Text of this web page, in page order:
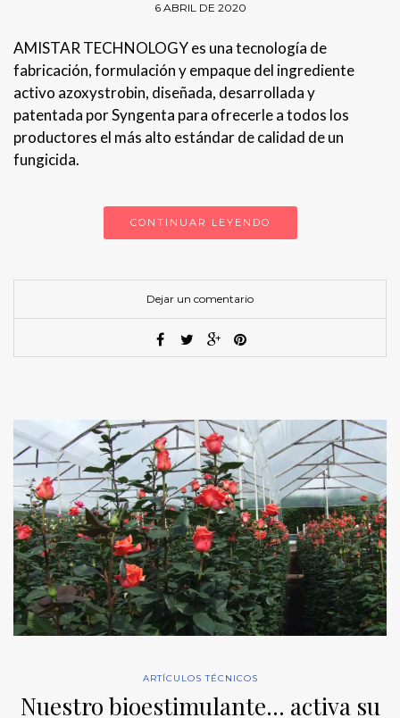
6 ABRIL DE 2020
AMISTAR TECHNOLOGY es una tecnología de
fabricación, formulación y empaque del ingrediente
activo azoxystrobin, diseñada, desarrollada y
patentada por Syngenta para ofrecerle a todos los
productores el más alto estándar de calidad de un
fungicida.
CONTINUAR LEYENDO
Dejar un comentario
ARTÍCULOS TÉCNICOS
Nuestro bioestimulante… activa su